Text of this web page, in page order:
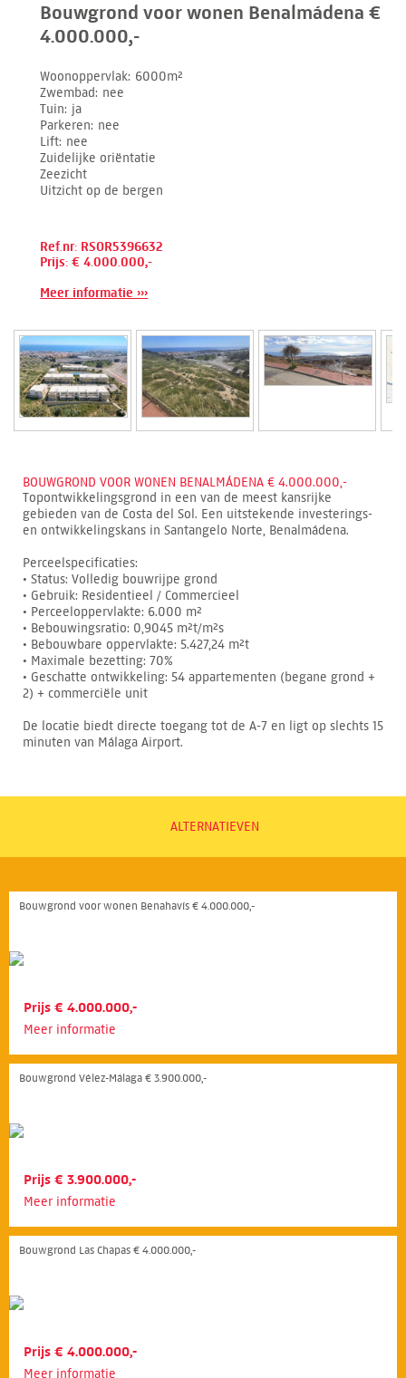
Bouwgrond voor wonen Benalmádena €
4.000.000,-
Woonoppervlak 6000m²
Zwembad nee
Tuin ja
Parkeren nee
Lift nee
Zuidelijke oriëntatie
Zeezicht
Uitzicht op de bergen
Ref.nr: RSOR5396632
Prijs: € 4.000.000,-
Meer informatie ›››
BOUWGROND VOOR WONEN BENALMÁDENA € 4.000.000,-
Topontwikkelingsgrond in een van de meest kansrijke
gebieden van de Costa del Sol. Een uitstekende investerings-
en ontwikkelingskans in Santangelo Norte, Benalmádena.
Perceelspecificaties:
• Status: Volledig bouwrijpe grond
• Gebruik: Residentieel / Commercieel
• Perceeloppervlakte: 6.000 m²
• Bebouwingsratio: 0,9045 m²t/m²s
• Bebouwbare oppervlakte: 5.427,24 m²t
• Maximale bezetting: 70%
• Geschatte ontwikkeling: 54 appartementen (begane grond +
2) + commerciële unit
De locatie biedt directe toegang tot de A-7 en ligt op slechts 15
minuten van Málaga Airport.
ALTERNATIEVEN
Bouwgrond voor wonen Benahavís € 4.000.000,-
Prijs € 4.000.000,-
Meer informatie
Bouwgrond Vélez-Málaga € 3.900.000,-
Prijs € 3.900.000,-
Meer informatie
Bouwgrond Las Chapas € 4.000.000,-
Prijs € 4.000.000,-
Meer informatie